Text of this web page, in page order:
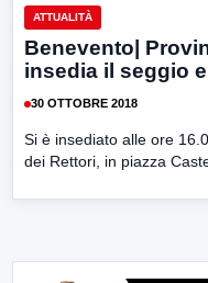
ATTUALITÀ
Benevento|
insedia il seggio
30 OTTOBRE 2018
Si è insediato alle ore
dei Rettori, in piazza